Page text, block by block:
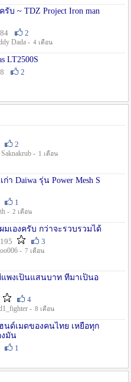
บ ~ TDZ Project Iron man
2
Dada - 4 เดือน
LT2500S
2
2
Saknakrub - 1 เดือน
า Daiwa รุ่น Power Mesh S
1
- 2 เดือน
เองครับ กว่าจะรวบรวมได้
3
- 7 เดือน
พงเป็นแสนบาท ที่มาเป็นอ
4
- 8 เดือน
นด์เมดของคนไทย เหยื่อทุก
งมัน
1